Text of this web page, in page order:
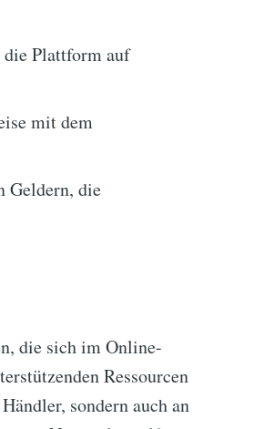
die Plattform auf
mit dem
Geldern, die
die sich im Online-
Ressourcen
sondern auch an